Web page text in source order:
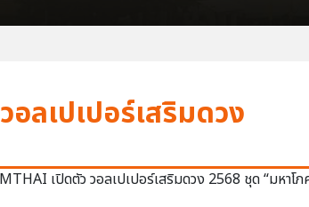
วอลเปเปอร์เสริมดวง